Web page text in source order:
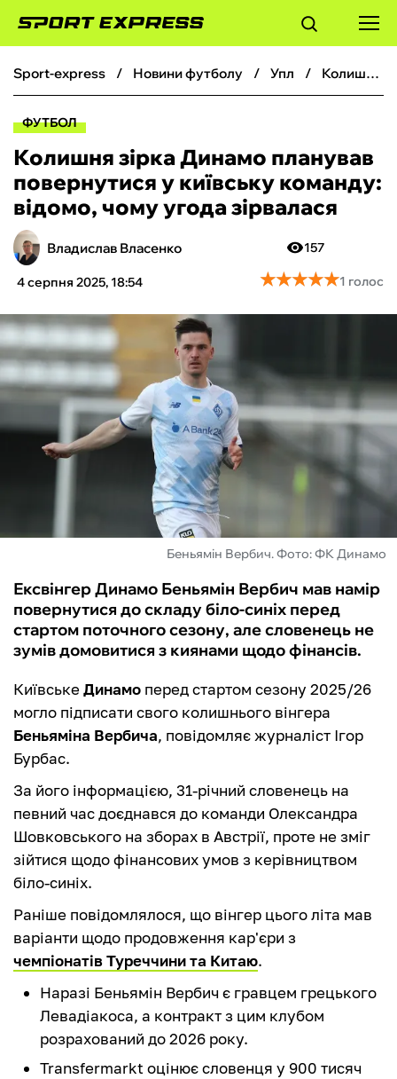
ФУТБОЛ
БОКС
ХОКЕЙ
ТЕНІС
КІБЕРСПОРТ
ЧС-2026
ФУТЗАЛ
ІНШІ
sport-express новини футболу упл Колишня зірка Динамо планував повернутися у київську команду: відомо, чому угода зірвалася
ФУТБОЛ
Колишня зірка Динамо планував
повернутися у київську команду:
відомо, чому угода зірвалася
Владислав Власенко
4 серпня 2025, 18:54
157
★★★★★
★★★★★1 голос
Беньямін Вербич. Фото: ФК Динамо
Ексвінгер Динамо Беньямін Вербич мав намір
повернутися до складу біло-синіх перед
стартом поточного сезону, але словенець не
зумів домовитися з киянами щодо фінансів.
Київське Динамо перед стартом сезону 2025/26
могло підписати свого колишнього вінгера
Беньяміна Вербича, повідомляє журналіст Ігор
Бурбас.
За його інформацією, 31-річний словенець на
певний час доєднався до команди Олександра
Шовковського на зборах в Австрії, проте не зміг
зійтися щодо фінансових умов з керівництвом
біло-синіх.
Раніше повідомлялося, що вінгер цього літа мав
варіанти щодо продовження кар'єри з
чемпіонатів Туреччини та Китаю.
Наразі Беньямін Вербич є гравцем грецького
Левадіакоса, а контракт з цим клубом
розрахований до 2026 року.
Transfermarkt оцінює словенця у 900 тисяч